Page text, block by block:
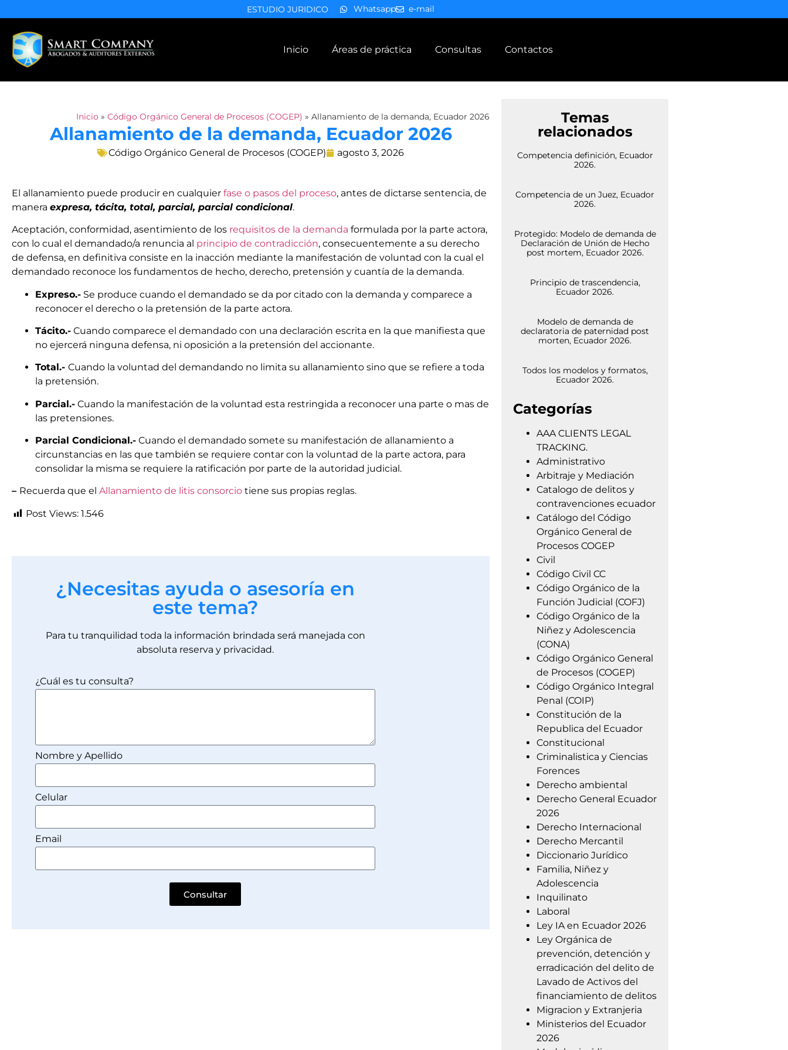
ESTUDIO JURIDICO Whatsapp e-mail
Inicio Áreas de práctica Consultas Contactos
Inicio » Código Orgánico General de Procesos (COGEP) » Allanamiento de la demanda, Ecuador 2026
Allanamiento de la demanda, Ecuador 2026
Código Orgánico General de Procesos (COGEP) agosto 3, 2026
El allanamiento puede producir en cualquier fase o pasos del proceso, antes de dictarse sentencia, de
manera expresa, tácita, total, parcial, parcial condicional.
Aceptación, conformidad, asentimiento de los requisitos de la demanda formulada por la parte actora,
con lo cual el demandado/a renuncia al principio de contradicción, consecuentemente a su derecho
de defensa, en definitiva consiste en la inacción mediante la manifestación de voluntad con la cual el
demandado reconoce los fundamentos de hecho, derecho, pretensión y cuantía de la demanda.
Expreso.- Se produce cuando el demandado se da por citado con la demanda y comparece a
reconocer el derecho o la pretensión de la parte actora.
Tácito.- Cuando comparece el demandado con una declaración escrita en la que manifiesta que
no ejercerá ninguna defensa, ni oposición a la pretensión del accionante.
Total.- Cuando la voluntad del demandando no limita su allanamiento sino que se refiere a toda
la pretensión.
Parcial.- Cuando la manifestación de la voluntad esta restringida a reconocer una parte o mas de
las pretensiones.
Parcial Condicional.- Cuando el demandado somete su manifestación de allanamiento a
circunstancias en las que también se requiere contar con la voluntad de la parte actora, para
consolidar la misma se requiere la ratificación por parte de la autoridad judicial.
– Recuerda que el Allanamiento de litis consorcio tiene sus propias reglas.
Post Views: 1.546
¿Necesitas ayuda o asesoría en
este tema?
Para tu tranquilidad toda la información brindada será manejada con
absoluta reserva y privacidad.
¿Cuál es tu consulta?
Nombre y Apellido
Celular
Email
Consultar
Temas
relacionados
Competencia definición, Ecuador
2026.
Competencia de un Juez, Ecuador
2026.
Protegido: Modelo de demanda de
Declaración de Unión de Hecho
post mortem, Ecuador 2026.
Principio de trascendencia,
Ecuador 2026.
Modelo de demanda de
declaratoria de paternidad post
morten, Ecuador 2026.
Todos los modelos y formatos,
Ecuador 2026.
Categorías
AAA CLIENTS LEGAL
TRACKING.
Administrativo
Arbitraje y Mediación
Catalogo de delitos y
contravenciones ecuador
Catálogo del Código
Orgánico General de
Procesos COGEP
Civil
Código Civil CC
Código Orgánico de la
Función Judicial (COFJ)
Código Orgánico de la
Niñez y Adolescencia
(CONA)
Código Orgánico General
de Procesos (COGEP)
Código Orgánico Integral
Penal (COIP)
Constitución de la
Republica del Ecuador
Constitucional
Criminalistica y Ciencias
Forences
Derecho ambiental
Derecho General Ecuador
2026
Derecho Internacional
Derecho Mercantil
Diccionario Jurídico
Familia, Niñez y
Adolescencia
Inquilinato
Laboral
Ley IA en Ecuador 2026
Ley Orgánica de
prevención, detención y
erradicación del delito de
Lavado de Activos del
financiamiento de delitos
Migracion y Extranjeria
Ministerios del Ecuador
2026